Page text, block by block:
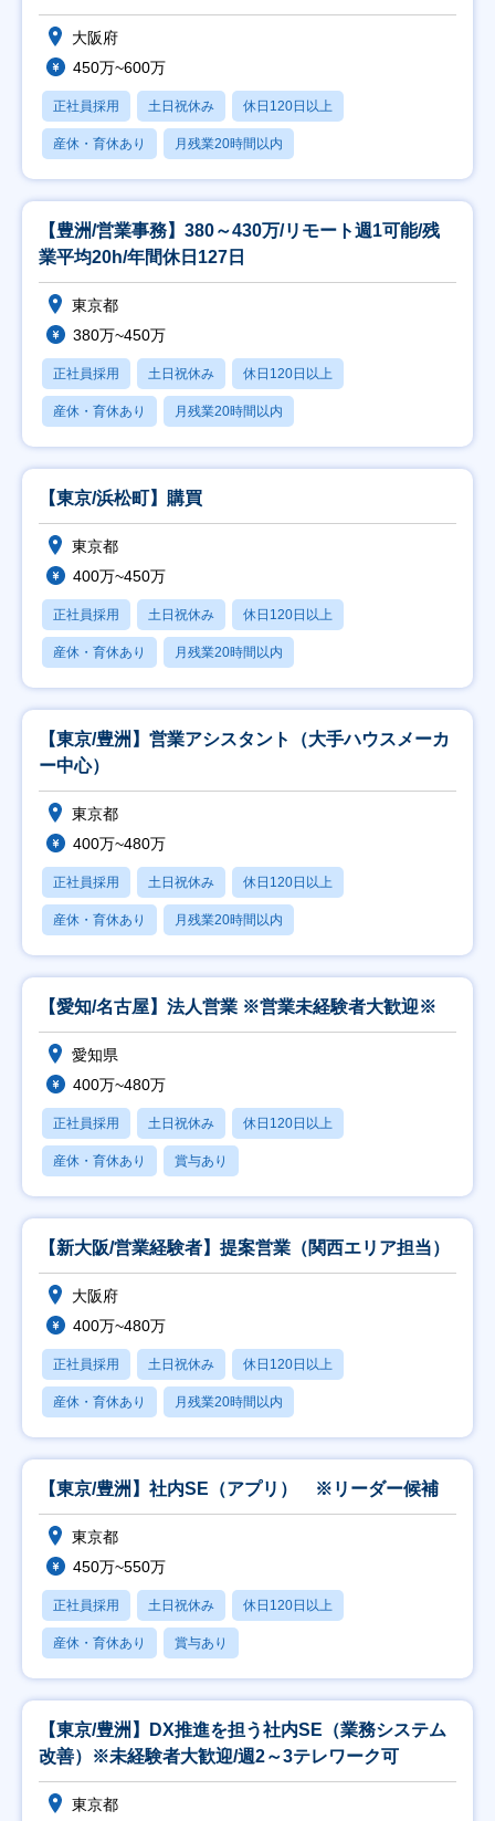
勤）
大阪府
450万~600万
正社員採用 土日祝休み 休日120日以上
産休・育休あり 月残業20時間以内
【豊洲/営業事務】380～430万/リモート週1可能/残
業平均20h/年間休日127日
東京都
380万~450万
正社員採用 土日祝休み 休日120日以上
産休・育休あり 月残業20時間以内
【東京/浜松町】購買
東京都
400万~450万
正社員採用 土日祝休み 休日120日以上
産休・育休あり 月残業20時間以内
【東京/豊洲】営業アシスタント（大手ハウスメーカ
ー中心）
東京都
400万~480万
正社員採用 土日祝休み 休日120日以上
産休・育休あり 月残業20時間以内
【愛知/名古屋】法人営業 ※営業未経験者大歓迎※
愛知県
400万~480万
正社員採用 土日祝休み 休日120日以上
産休・育休あり 賞与あり
【新大阪/営業経験者】提案営業（関西エリア担当）
大阪府
400万~480万
正社員採用 土日祝休み 休日120日以上
産休・育休あり 月残業20時間以内
【東京/豊洲】社内SE（アプリ） ※リーダー候補
東京都
450万~550万
正社員採用 土日祝休み 休日120日以上
産休・育休あり 賞与あり
【東京/豊洲】DX推進を担う社内SE（業務システム
改善）※未経験者大歓迎/週2～3テレワーク可
東京都